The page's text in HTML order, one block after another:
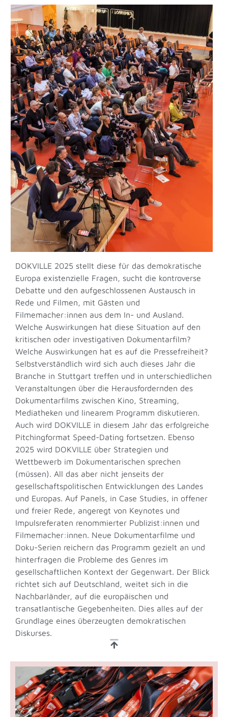
DOKVILLE 2025 stellt diese für das demokratische
Europa existenzielle Fragen, sucht die kontroverse
Debatte und den aufgeschlossenen Austausch in
Rede und Filmen, mit Gästen und
Filmemacher:innen aus dem In- und Ausland.
Welche Auswirkungen hat diese Situation auf den
kritischen oder investigativen Dokumentarfilm?
Welche Auswirkungen hat es auf die Pressefreiheit?
Selbstverständlich wird sich auch dieses Jahr die
Branche in Stuttgart treffen und in unterschiedlichen
Veranstaltungen über die Herausfordernden des
Dokumentarfilms zwischen Kino, Streaming,
Mediatheken und linearem Programm diskutieren.
Auch wird DOKVILLE in diesem Jahr das erfolgreiche
Pitchingformat Speed-Dating fortsetzen. Ebenso
2025 wird DOKVILLE über Strategien und
Wettbewerb im Dokumentarischen sprechen
(müssen). All das aber nicht jenseits der
gesellschaftspolitischen Entwicklungen des Landes
und Europas. Auf Panels, in Case Studies, in offener
und freier Rede, angeregt von Keynotes und
Impulsreferaten renommierter Publizist:innen und
Filmemacher:innen. Neue Dokumentarfilme und
Doku-Serien reichern das Programm gezielt an und
hinterfragen die Probleme des Genres im
gesellschaftlichen Kontext der Gegenwart. Der Blick
richtet sich auf Deutschland, weitet sich in die
Nachbarländer, auf die europäischen und
transatlantische Gegebenheiten. Dies alles auf der
Grundlage eines überzeugten demokratischen
Diskurses.